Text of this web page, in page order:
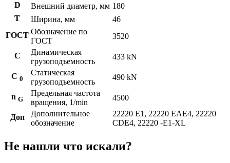
D
Внешний диаметр, мм 180
T
Ширина, мм
46
ГОСТ Обозначение по
ГОСТ
3520
C
Динамическая
грузоподъемность
433 kN
С 0
Статическая
грузоподъемность
490 kN
n G
Предельная частота
вращения, 1/min
4500
Доп
Дополнительное
обозначение
22220 E1, 22220 EAE4, 22220
CDE4, 22220 -E1-XL
Не нашли что искали?